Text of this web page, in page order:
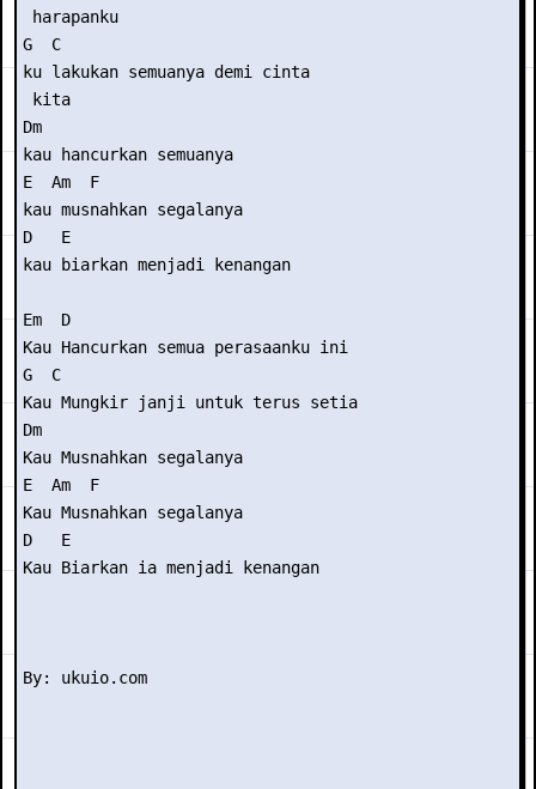
harapanku
G  C
ku lakukan semuanya demi cinta
kita
Dm
kau hancurkan semuanya
E  Am  F
kau musnahkan segalanya
D   E
kau biarkan menjadi kenangan
Em  D
Kau Hancurkan semua perasaanku ini
G  C
Kau Mungkir janji untuk terus setia
Dm
Kau Musnahkan segalanya
E  Am  F
Kau Musnahkan segalanya
D   E
Kau Biarkan ia menjadi kenangan